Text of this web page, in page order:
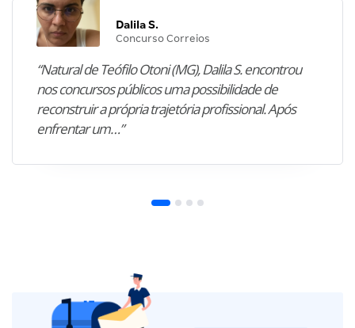
Dalila S.
Concurso Correios
“Natural de Teófilo Otoni (MG), Dalila S. encontrou
nos concursos públicos uma possibilidade de
reconstruir a própria trajetória profissional. Após
enfrentar um…”